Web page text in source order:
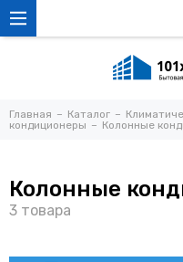
Главная Каталог
кондиционеры
Колонные
Колонные